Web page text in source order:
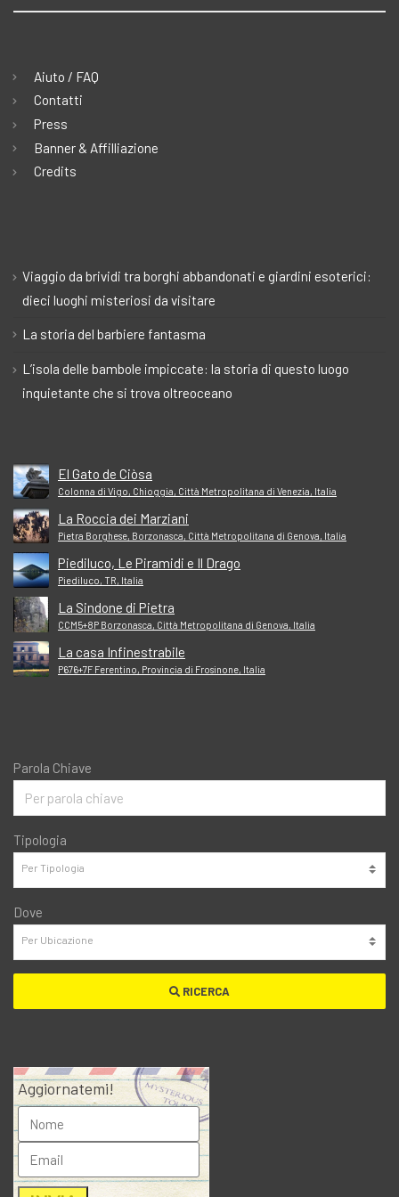
Aiuto / FAQ
Contatti
Press
Banner & Affilliazione
Credits
Viaggio da brividi tra borghi abbandonati e giardini esoterici:
dieci luoghi misteriosi da visitare
La storia del barbiere fantasma
L’isola delle bambole impiccate: la storia di questo luogo
inquietante che si trova oltreoceano
El Gato de Ciòsa
Colonna di Vigo, Chioggia, Città Metropolitana di Venezia, Italia
La Roccia dei Marziani
Pietra Borghese, Borzonasca, Città Metropolitana di Genova, Italia
Piediluco, Le Piramidi e Il Drago
Piediluco, TR, Italia
La Sindone di Pietra
CCM5+8P Borzonasca, Città Metropolitana di Genova, Italia
La casa Infinestrabile
P676+7F Ferentino, Provincia di Frosinone, Italia
Parola Chiave
Tipologia
Dove
RICERCA
Aggiornatemi!